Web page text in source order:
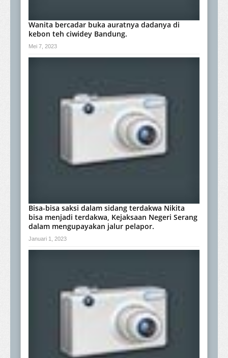
Wanita bercadar buka auratnya dadanya di
kebon teh ciwidey Bandung.
Mei 7, 2023
Bisa-bisa saksi dalam sidang terdakwa Nikita
bisa menjadi terdakwa, Kejaksaan Negeri Serang
dalam mengupayakan jalur pelapor.
Januari 1, 2023